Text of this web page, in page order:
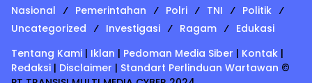
Nasional
Pemerintahan Polri TNI
Politik
Uncategorized
Investigasi Ragam
Edukasi
Tentang Kami | Iklan | Pedoman Media Siber | Kontak |
Redaksi | Disclaimer | Standart Perlinduan Wartawan ©